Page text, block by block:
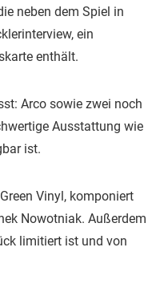
neben dem Spiel in
ein
enthält.
Arco sowie zwei noch
Ausstattung wie
ist.
Vinyl, komponiert
Nowotniak. Außerdem
limitiert ist und von